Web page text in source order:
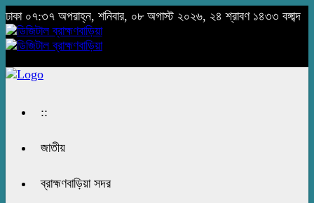
ঢাকা ০৭:৩৭ অপরাহ্ন, শনিবার, ০৮ অগাস্ট ২০২৬, ২৪ শ্রাবণ ১৪৩৩ বঙ্গাব্দ
::
জাতীয়
ব্রাহ্মণবাড়িয়া সদর